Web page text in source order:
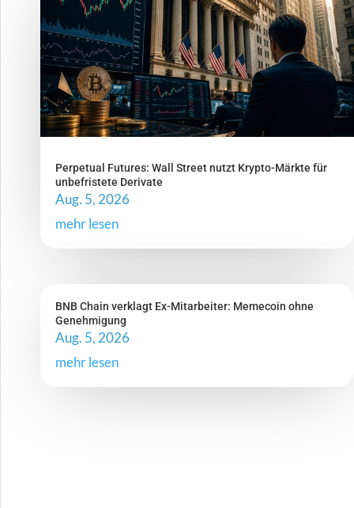
Perpetual Futures: Wall Street nutzt Krypto-Märkte für
unbefristete Derivate
Aug. 5, 2026
mehr lesen
BNB Chain verklagt Ex-Mitarbeiter: Memecoin ohne
Genehmigung
Aug. 5, 2026
mehr lesen